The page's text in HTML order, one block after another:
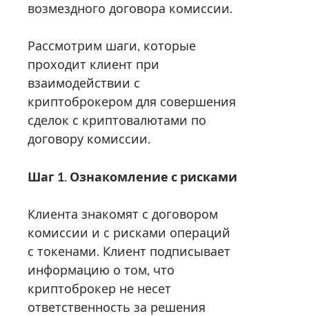
возмездного договора комиссии.
Рассмотрим шаги, которые
проходит клиент при
взаимодействии с
криптоброкером для совершения
сделок с криптовалютами по
договору комиссии.
Шаг 1. Ознакомление с рисками
Клиента знакомят с договором
комиссии и с рисками операций
с токенами. Клиент подписывает
информацию о том, что
криптоброкер не несет
ответственность за решения